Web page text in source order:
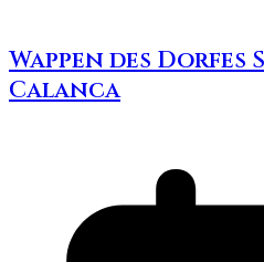
Wappen des
Calanca